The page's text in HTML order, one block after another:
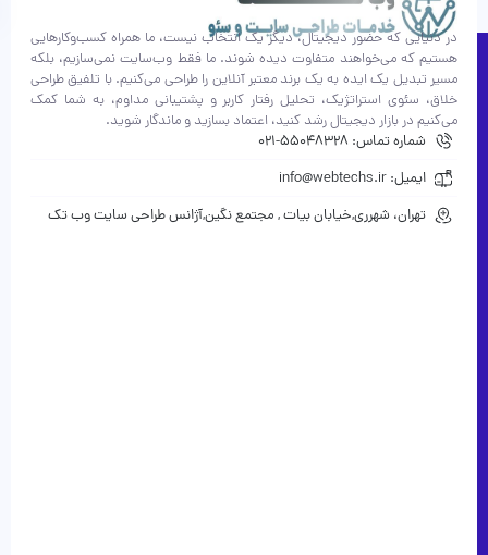
در دنیایی که حضور دیجیتال، دیگر یک انتخاب نیست، ما همراه کسب‌وکارهایی
هستیم که می‌خواهند متفاوت دیده شوند. ما فقط وب‌سایت نمی‌سازیم، بلکه
مسیر تبدیل یک ایده به یک برند معتبر آنلاین را طراحی می‌کنیم. با تلفیق طراحی
خلاق، سئوی استراتژیک، تحلیل رفتار کاربر و پشتیبانی مداوم، به شما کمک
می‌کنیم در بازار دیجیتال رشد کنید، اعتماد بسازید و ماندگار شوید.
شماره تماس: 55048328-021
ایمیل: info@webtechs.ir
تهران، شهرری,خیابان بیات , مجتمع نگین,آژانس طراحی سایت وب تک